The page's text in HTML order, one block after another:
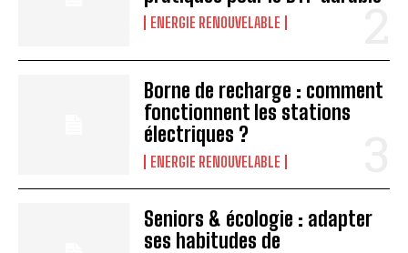
ENERGIE RENOUVELABLE
Borne de recharge : comment
fonctionnent les stations
électriques ?
ENERGIE RENOUVELABLE
Seniors & écologie : adapter
ses habitudes de